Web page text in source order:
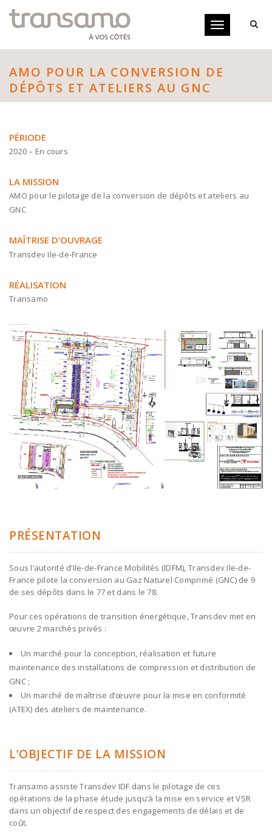
Toggle
AMO POUR LA CONVERSION DE
DÉPÔTS ET ATELIERS AU GNC
PÉRIODE
2020 – En cours
LA MISSION
AMO pour le pilotage de la conversion de dépôts et ateliers au
GNC
MAÎTRISE D’OUVRAGE
Transdev Ile-de-France
RÉALISATION
Transamo
PRÉSENTATION
Sous l’autorité d’Ile-de-France Mobilités (IDFM), Transdev Ile-de-
France pilote la conversion au Gaz Naturel Comprimé (GNC) de 9
de ses dépôts dans le 77 et dans le 78.
Pour ces opérations de transition énergétique, Transdev met en
œuvre 2 marchés privés :
Un marché pour la conception, réalisation et future
maintenance des installations de compression et distribution de
GNC ;
Un marché de maîtrise d’œuvre pour la mise en conformité
(ATEX) des ateliers de maintenance.
L’OBJECTIF DE LA MISSION
Transamo assiste Transdev IDF dans le pilotage de ces
opérations de la phase étude jusqu’à la mise en service et VSR
dans un objectif de respect des engagements de délais et de
coût.
Panneau de gestion des cookies